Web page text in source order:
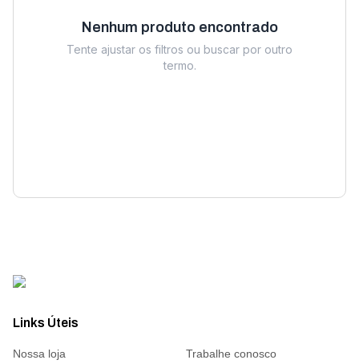
Nenhum produto encontrado
Tente ajustar os filtros ou buscar por outro
termo.
Links Úteis
Nossa loja
Trabalhe conosco